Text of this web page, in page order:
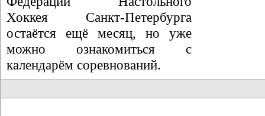
Хоккея Санкт-Петербурга
остаётся ещё месяц, но уже
можно ознакомиться с
календарём соревнований.